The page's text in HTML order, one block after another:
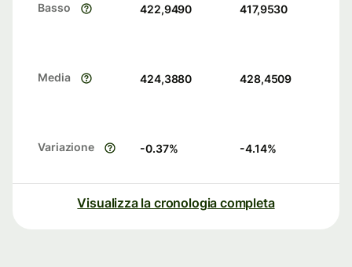
Basso 422,9490 417,9530
Media 424,3880 428,4509
Variazione -0.37% -4.14%
Visualizza la cronologia completa